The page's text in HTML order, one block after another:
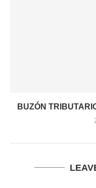
BUZÓN